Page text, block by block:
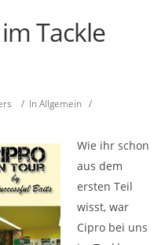
Tackle
/ In Allgemein /
Wie ihr schon
aus dem
ersten Teil
wisst, war
Cipro bei uns